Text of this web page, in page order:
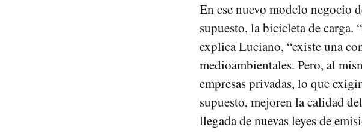
En ese nuevo modelo negocio
supuesto, la bicicleta de carga.
explica Luciano, “existe una
medioambientales. Pero, al
empresas privadas, lo que
supuesto, mejoren la calidad
llegada de nuevas leyes de